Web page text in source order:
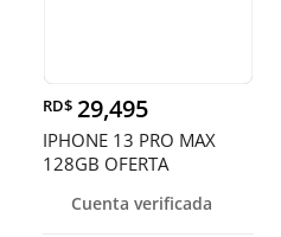
RD$ 29,495
IPHONE 13 PRO MAX
128GB OFERTA
Cuenta verificada